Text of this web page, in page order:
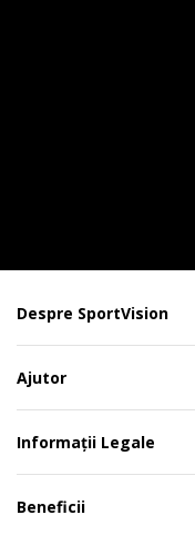
Despre SportVision
Ajutor
Informații Legale
Beneficii